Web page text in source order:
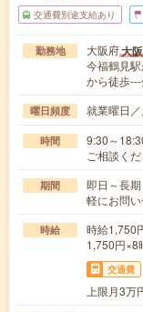
交通費別途支給あり
勤務地 大阪府大
今福鶴見
から徒歩
曜日頻度 就業曜日
時間
9:30～
ご相談く
期間
即日～長
軽にお問い
時給
時給1,750
1,750円×8
交通費
上限月3万